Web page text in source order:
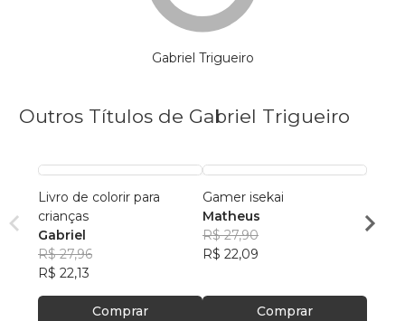
Gabriel Trigueiro
Outros Títulos de Gabriel Trigueiro
Livro de colorir para
crianças
Gabriel
R$ 27,96
R$ 22,13
Comprar
Gamer isekai
Matheus
R$ 27,90
R$ 22,09
Comprar
Vitor
R$